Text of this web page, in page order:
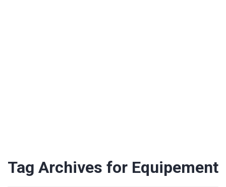
Tag Archives for Equipement